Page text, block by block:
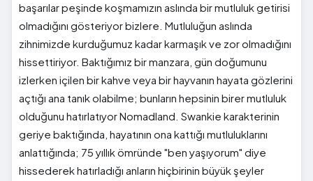
başarılar peşinde koşmamızın aslında bir mutluluk getirisi
olmadığını gösteriyor bizlere. Mutluluğun aslında
zihnimizde kurduğumuz kadar karmaşık ve zor olmadığını
hissettiriyor. Baktığımız bir manzara, gün doğumunu
izlerken içilen bir kahve veya bir hayvanın hayata gözlerini
açtığı ana tanık olabilme; bunların hepsinin birer mutluluk
olduğunu hatırlatıyor Nomadland. Swankie karakterinin
geriye baktığında, hayatının ona kattığı mutluluklarını
anlattığında; 75 yıllık ömründe "ben yaşıyorum" diye
hissederek hatırladığı anların hiçbirinin büyük şeyler